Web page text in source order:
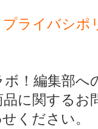
プライバシポ
！編集部へ
に関する
ください。